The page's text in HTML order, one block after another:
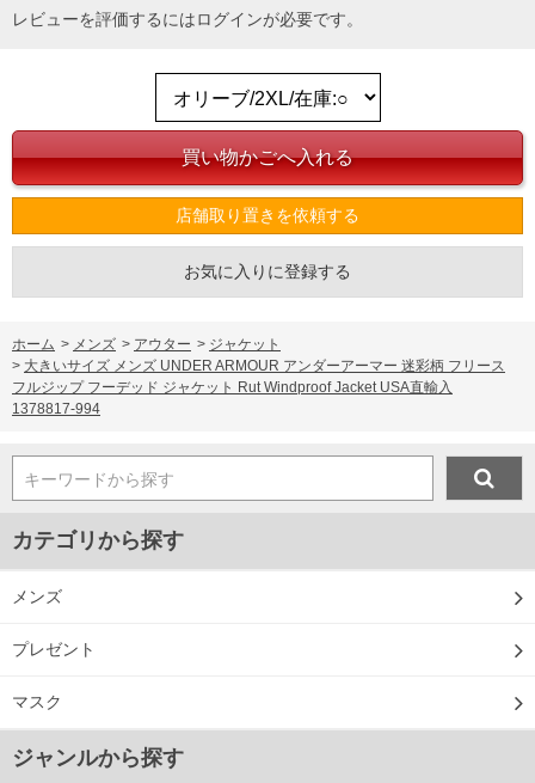
レビューを評価するにはログインが必要です。
店舗取り置きを依頼する
お気に入りに登録する
ホーム > メンズ > アウター > ジャケット
> 大きいサイズ メンズ UNDER ARMOUR アンダーアーマー 迷彩柄 フリース
フルジップ フーデッド ジャケット Rut Windproof Jacket USA直輸入
1378817-994
キーワードから探す
カテゴリから探す
メンズ
プレゼント
マスク
ジャンルから探す